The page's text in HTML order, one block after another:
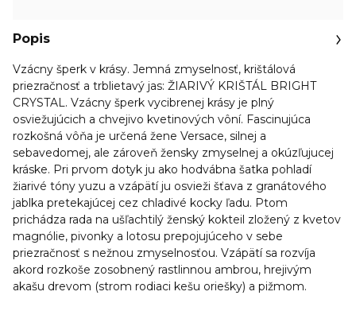
Popis
Vzácny šperk v krásy. Jemná zmyselnosť, krištálová
priezračnosť a trblietavý jas: ŽIARIVÝ KRIŠTÁL BRIGHT
CRYSTAL. Vzácny šperk vycibrenej krásy je plný
osviežujúcich a chvejivo kvetinových vôní. Fascinujúca
rozkošná vôňa je určená žene Versace, silnej a
sebavedomej, ale zároveň žensky zmyselnej a okúzľujucej
kráske. Pri prvom dotyk ju ako hodvábna šatka pohladí
žiarivé tóny yuzu a vzápätí ju osvieži šťava z granátového
jablka pretekajúcej cez chladivé kocky ľadu. Ptom
prichádza rada na ušľachtilý ženský kokteil zložený z kvetov
magnólie, pivonky a lotosu prepojujúceho v sebe
priezračnosť s nežnou zmyselnosťou. Vzápätí sa rozvíja
akord rozkoše zosobnený rastlinnou ambrou, hrejivým
akašu drevom (strom rodiaci kešu oriešky) a pižmom.